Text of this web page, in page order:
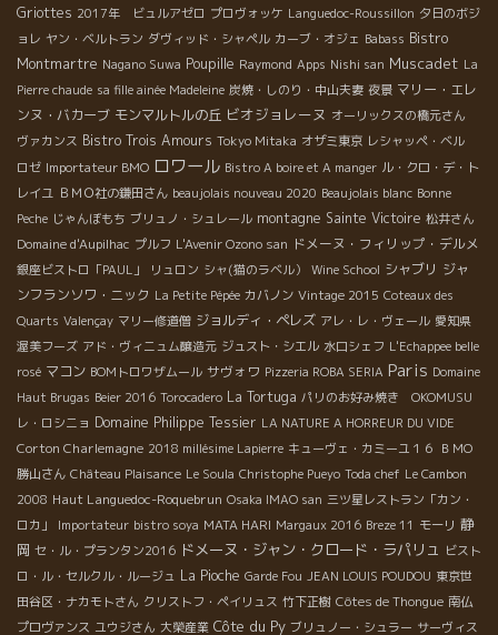
Griottes 2017年 ビュルアゼロ プロヴォッケ Languedoc-Roussillon 夕日のボジ
ョレ ヤン・ベルトラン ダヴィッド・シャペル カーブ・オジェ Babass Bistro
Montmartre Nagano Suwa Poupille Raymond Apps Nishi san Muscadet La
Pierre chaude sa fille ainée Madeleine 炭焼・しのり・中山夫妻 夜景 マリー・エレ
ンヌ・バカーブ モンマルトルの丘 ビオジョレーヌ オーリックスの橋元さん
ヴァカンス Bistro Trois Amours Tokyo Mitaka オザミ東京 レシャッペ・ベル
ロゼ Importateur BMO ロワール Bistro A boire et A manger ル・クロ・デ・ト
レイユ ＢＭＯ社の鎌田さん beaujolais nouveau 2020 Beaujolais blanc Bonne
Peche じゃんぼもち ブリュノ・シュレール montagne Sainte Victoire 松井さん
Domaine d'Aupilhac プルフ L'Avenir Ozono san ドメーヌ・フィリップ・デルメ
銀座ビストロ「PAUL」 リュロン シャ(猫のラベル） Wine School シャブリ ジャ
ンフランソワ・ニック La Petite Pépée カバノン Vintage 2015 Coteaux des
Quarts Valençay マリー修道僧 ジョルディ・ペレズ アレ・レ・ヴェール 愛知県
渥美フーズ アド・ヴィニュム醸造元 ジュスト・シエル 水口シェフ L'Echappee belle
rosé マコン BOMトロワザムール サヴォワ Pizzeria ROBA SERIA Paris Domaine
Haut Brugas Beier 2016 Torocadero La Tortuga パリのお好み焼き OKOMUSU
レ・ロシニョ Domaine Philippe Tessier LA NATURE A HORREUR DU VIDE
Corton Charlemagne 2018 millésime Lapierre キューヴェ・カミーユ１６ ＢＭО
勝山さん Château Plaisance Le Soula Christophe Pueyo Toda chef Le Cambon
2008 Haut Languedoc-Roquebrun Osaka IMAO san 三ツ星レストラン「カン・
ロカ」
Importateur bistro soya MATA HARI Margaux 2016 Breze 11 モーリ 静
岡 セ・ル・プランタン2016 ドメーヌ・ジャン・クロード・ラパリュ ビスト
ロ・ル・セルクル・ルージュ La Pioche Garde Fou JEAN LOUIS POUDOU 東京世
田谷区・ナカモトさん クリストフ・ペイリュス 竹下正樹 Côtes de Thongue 南仏
プロヴァンス ユウジさん 大榮産業 Côte du Py ブリュノー・シュラー サーヴィス